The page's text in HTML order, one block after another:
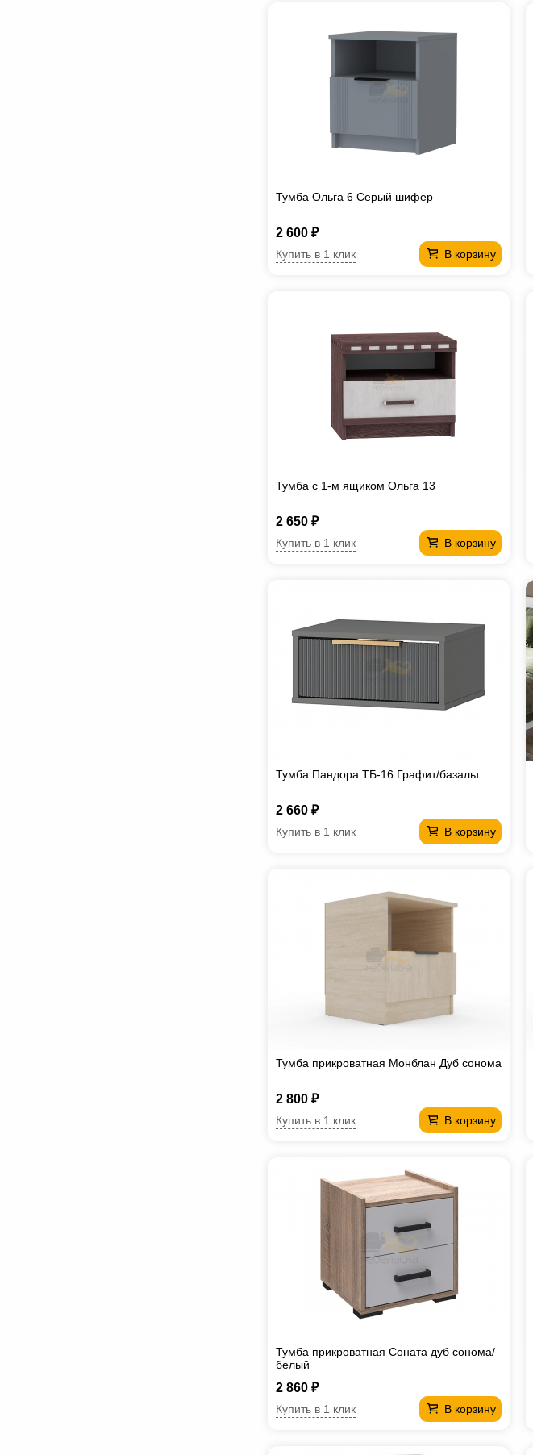
Тумба Ольга 6 Серый шифер
2 600 ₽
В корзину
Купить в 1 клик
Тумба с 1-м ящиком Ольга 13
2 650 ₽
В корзину
Купить в 1 клик
Тумба Пандора ТБ-16 Графит/базальт
2 660 ₽
В корзину
Купить в 1 клик
Тумба прикроватная Монблан Дуб сонома
2 800 ₽
В корзину
Купить в 1 клик
Тумба прикроватная Соната дуб сонома/
белый
2 860 ₽
В корзину
Купить в 1 клик